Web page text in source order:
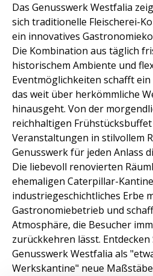
Das Genusswerk Westfalia
sich traditionelle Fleischerei-
ein innovatives
Die Kombination aus täglich
historischem Ambiente und
Eventmöglichkeiten schafft
das weit über herkömmliche
hinausgeht. Von der
reichhaltigen
Veranstaltungen in stilvollem
Genusswerk für jeden Anlass
Die liebevoll renovierten
ehemaligen Caterpillar-
industriegeschichtliches Erbe
Gastronomiebetrieb und
Atmosphäre, die Besucher
zurückkehren lässt.
Genusswerk Westfalia als
Werkskantine" neue